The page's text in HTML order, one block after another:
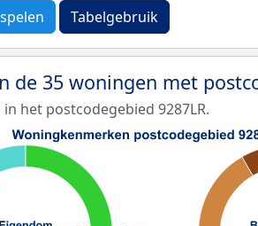
Tabelgebruik
de 35 woningen met
het postcodegebied 9287LR.